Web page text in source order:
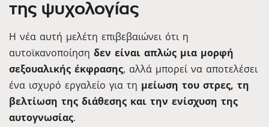
της ψυχολογίας
Η νέα αυτή μελέτη επιβεβαιώνει ότι η
αυτοϊκανοποίηση δεν είναι απλώς μια μορφή
σεξουαλικής έκφρασης, αλλά μπορεί να αποτελέσει
ένα ισχυρό εργαλείο για τη μείωση του στρες, τη
βελτίωση της διάθεσης και την ενίσχυση της
αυτογνωσίας.